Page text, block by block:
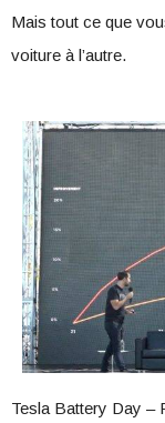
Mais tout ce que
voiture à l’autre.
Tesla Battery Day –